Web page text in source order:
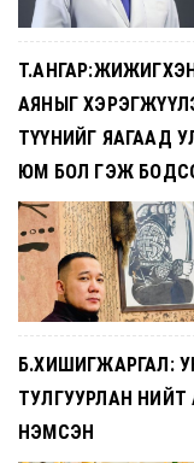
АЯНЫГ
ТҮҮНИЙГ ЯАГААД
ЮМ БОЛ ГЭЖ
Б.ХИШИГЖАРГАЛ:
ТУЛГУУРЛАН
НЭМСЭН